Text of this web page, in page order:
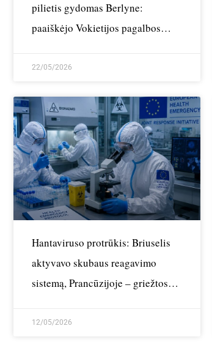
pilietis gydomas Berlyne:
paaiškėjo Vokietijos pagalbos
22/05/2026
Hantaviruso protrūkis: Briuselis
aktyvavo skubaus reagavimo
sistemą, Prancūzijoje – griežtos
12/05/2026